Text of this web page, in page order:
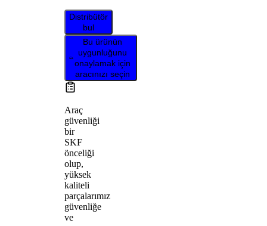
Distribütör
bul
Bu ürünün
uygunluğunu
onaylamak için
aracınızı seçin
Araç
güvenliği
bir
SKF
önceliği
olup,
yüksek
kaliteli
parçalarımız
güvenliğe
ve